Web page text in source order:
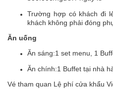
Trường hợp có khách đi
khách không phải đóng
Ăn uống
Ăn sáng:1 set menu, 1
Ăn chính:1 Buffet tại nhà
Vé tham quan Lệ phí cửa khẩu